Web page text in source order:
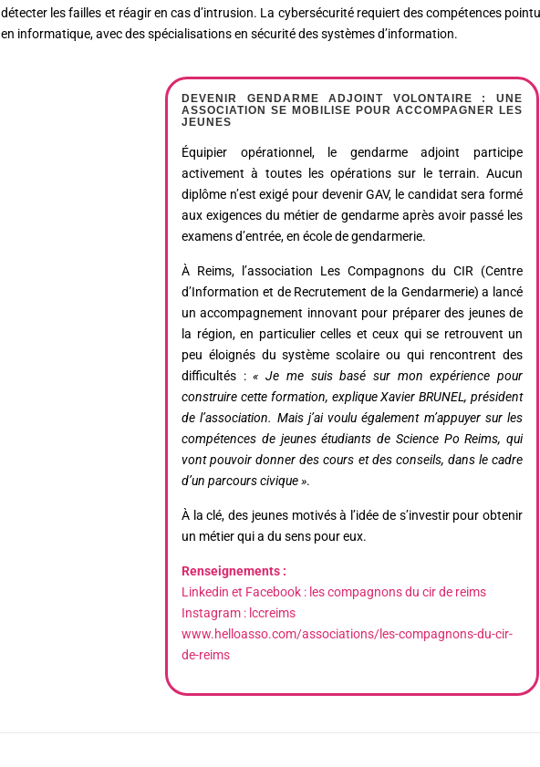
détecter les failles et réagir en cas d’intrusion. La cybersécurité requiert des compétences
en informatique, avec des spécialisations en sécurité des systèmes d’information.
DEVENIR GENDARME ADJOINT VOLONTAIRE : UNE
ASSOCIATION SE MOBILISE POUR ACCOMPAGNER LES
JEUNES
Équipier opérationnel, le gendarme adjoint participe
activement à toutes les opérations sur le terrain. Aucun
diplôme n’est exigé pour devenir GAV, le candidat sera formé
aux exigences du métier de gendarme après avoir passé les
examens d’entrée, en école de gendarmerie.
À Reims, l’association Les Compagnons du CIR (Centre
d’Information et de Recrutement de la Gendarmerie) a lancé
un accompagnement innovant pour préparer des jeunes de
la région, en particulier celles et ceux qui se retrouvent un
peu éloignés du système scolaire ou qui rencontrent des
difficultés :« Je me suis basé sur mon expérience pour
construire cette formation, explique Xavier BRUNEL, président
de l’association. Mais j’ai voulu également m’appuyer sur les
compétences de jeunes étudiants de Science Po Reims, qui
vont pouvoir donner des cours et des conseils, dans le cadre
d’un parcours civique ».
À la clé, des jeunes motivés à l’idée de s’investir pour obtenir
un métier qui a du sens pour eux.
Renseignements :
Linkedin et Facebook : les compagnons du cir de reims
Instagram : lccreims
www.helloasso.com/associations/les-compagnons-du-cir-
de-reims